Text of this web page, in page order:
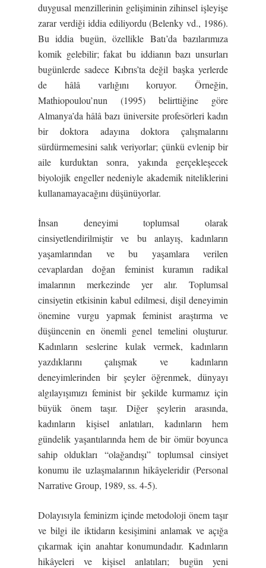
duygusal menzillerinin gelişiminin zihinsel işleyişe
zarar verdiği iddia ediliyordu (Belenky vd., 1986).
Bu iddia bugün, özellikle Batı’da bazılarımıza
komik gelebilir; fakat bu iddianın bazı unsurları
bugünlerde sadece Kıbrıs’ta değil başka yerlerde
de hâlâ varlığını koruyor. Örneğin,
Mathiopoulou’nun (1995) belirttiğine göre
Almanya’da hâlâ bazı üniversite profesörleri kadın
bir doktora adayına doktora çalışmalarını
sürdürmemesini salık veriyorlar; çünkü evlenip bir
aile kurduktan sonra, yakında gerçekleşecek
biyolojik engeller nedeniyle akademik niteliklerini
kullanamayacağını düşünüyorlar.
İnsan deneyimi toplumsal olarak
cinsiyetlendirilmiştir ve bu anlayış, kadınların
yaşamlarından ve bu yaşamlara verilen
cevaplardan doğan feminist kuramın radikal
imalarının merkezinde yer alır. Toplumsal
cinsiyetin etkisinin kabul edilmesi, dişil deneyimin
önemine vurgu yapmak feminist araştırma ve
düşüncenin en önemli genel temelini oluşturur.
Kadınların seslerine kulak vermek, kadınların
yazdıklarını çalışmak ve kadınların
deneyimlerinden bir şeyler öğrenmek, dünyayı
algılayışımızı feminist bir şekilde kurmamız için
büyük önem taşır. Diğer şeylerin arasında,
kadınların kişisel anlatıları, kadınların hem
gündelik yaşantılarında hem de bir ömür boyunca
sahip oldukları “olağandışı” toplumsal cinsiyet
konumu ile uzlaşmalarının hikâyeleridir (Personal
Narrative Group, 1989, ss. 4-5).
Dolayısıyla feminizm içinde metodoloji önem taşır
ve bilgi ile iktidarın kesişimini anlamak ve açığa
çıkarmak için anahtar konumundadır. Kadınların
hikâyeleri ve kişisel anlatıları; bugün yeni